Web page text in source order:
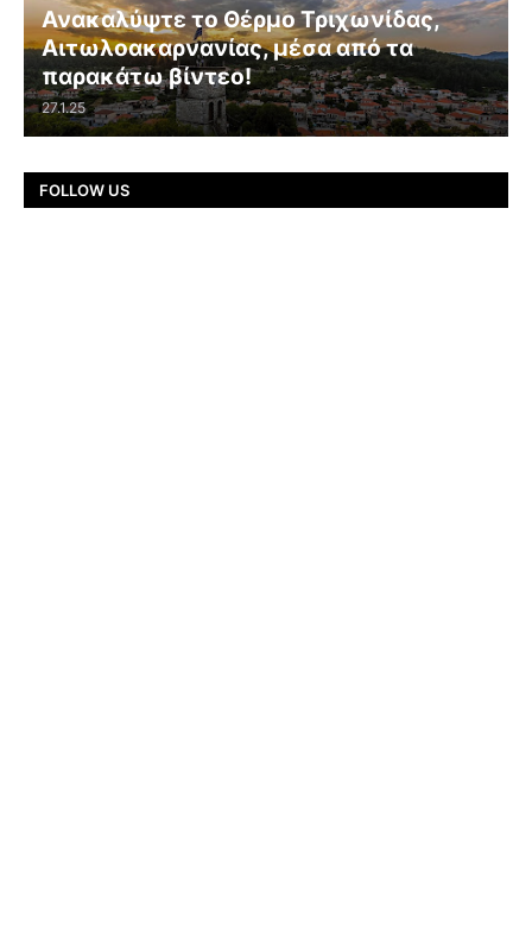
Ανακαλύψτε το Θέρμο Τριχωνίδας,
Αιτωλοακαρνανίας, μέσα από τα
παρακάτω βίντεο!
27.1.25
FOLLOW US